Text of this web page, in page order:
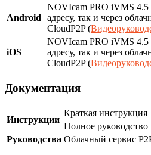
Android
NOVIcam PRO iVMS 4.5
адресу, так и через
CloudP2P (
iOS
NOVIcam PRO iVMS 4.5
адресу, так и через
CloudP2P (
Документация
Инструкции
Краткая инструкция
Полное руководство
Руководства Облачный сервис